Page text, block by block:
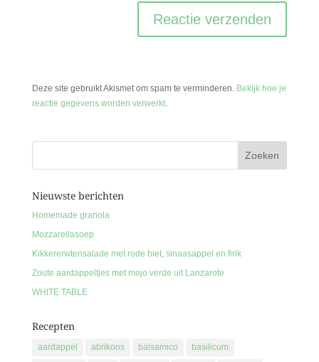
Deze site gebruikt Akismet om spam te verminderen. Bekijk hoe je
reactie gegevens worden verwerkt.
Nieuwste berichten
Homemade granola
Mozzarellasoep
Kikkererwtensalade met rode biet, sinaasappel en firik
Zoute aardappeltjes met mojo verde uit Lanzarote
WHITE TABLE
Recepten
aardappel abrikoos balsamico basilicum